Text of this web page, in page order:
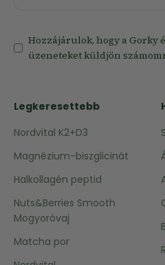
Hozzájárulok, hogy a Gorky
üzeneteket küldjön
Legkeresettebb
Nordvital K2+D3
Magnézium-biszglicinát
Halkollagén peptid
Nuts&Berries Smooth
Mogyoróvaj
Matcha por